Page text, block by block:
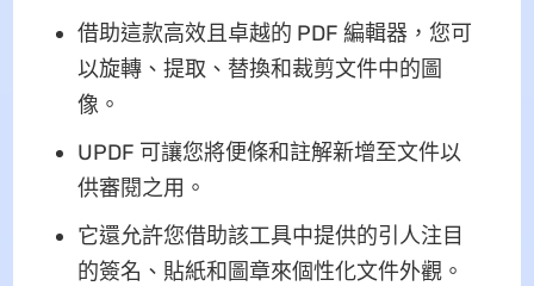
借助這款高效且卓越的 PDF 編輯器，您可
以旋轉、提取、替換和裁剪文件中的圖
像。
UPDF 可讓您將便條和註解新增至文件以
供審閱之用。
它還允許您借助該工具中提供的引人注目
的簽名、貼紙和圖章來個性化文件外觀。